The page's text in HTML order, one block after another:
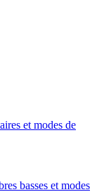
et modes de
basses et modes